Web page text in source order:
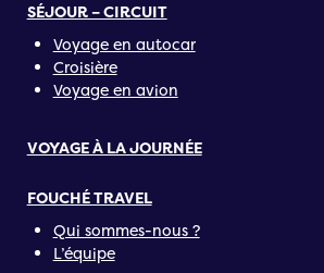
SÉJOUR – CIRCUIT
Voyage en autocar
Croisière
Voyage en avion
VOYAGE À LA JOURNÉE
FOUCHÉ TRAVEL
Qui sommes-nous ?
L’équipe